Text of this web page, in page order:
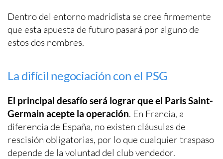
Dentro del entorno madridista se cree firmemente
que esta apuesta de futuro pasará por alguno de
estos dos nombres.
La difícil negociación con el PSG
El principal desafío será lograr que el Paris Saint-
Germain acepte la operación. En Francia, a
diferencia de España, no existen cláusulas de
rescisión obligatorias, por lo que cualquier traspaso
depende de la voluntad del club vendedor.